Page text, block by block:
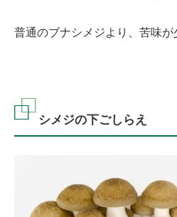
普通のブナシメジより、苦味が
シメジの下ごしらえ